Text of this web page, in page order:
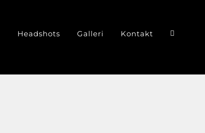
Headshots Galleri Kontakt